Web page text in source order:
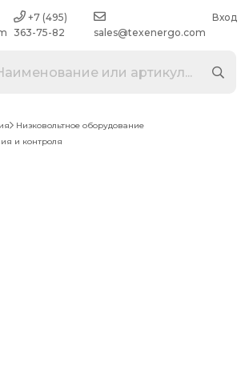
+7 (495)
363-75-82
sales@texenergo.com
Вход
Низковольтное оборудование
и контроля